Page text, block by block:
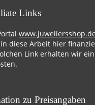
Links
www.juweliersshop.de
diese Arbeit hier
Link erhalten wir
zu Preisangaben